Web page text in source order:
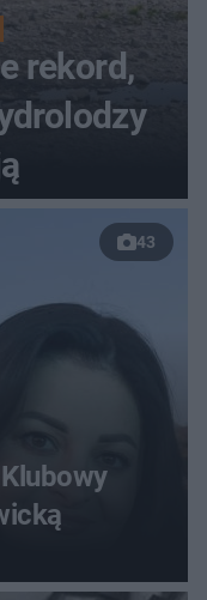
rekord,
43